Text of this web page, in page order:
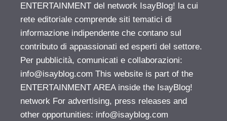
ENTERTAINMENT del network IsayBlog! la cui
rete editoriale comprende siti tematici di
informazione indipendente che contano sul
contributo di appassionati ed esperti del settore.
Per pubblicità, comunicati e collaborazioni:
info@isayblog.com This website is part of the
ENTERTAINMENT AREA inside the IsayBlog!
network For advertising, press releases and
other opportunities: info@isayblog.com